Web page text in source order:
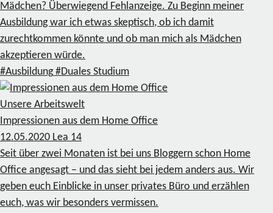
Mädchen? Überwiegend Fehlanzeige. Zu Beginn meiner
Ausbildung war ich etwas skeptisch, ob ich damit
zurechtkommen könnte und ob man mich als Mädchen
akzeptieren würde.
#Ausbildung #Duales Studium
Unsere Arbeitswelt
Impressionen aus dem Home Office
12.05.2020 Lea 14
Seit über zwei Monaten ist bei uns Bloggern schon Home
Office angesagt – und das sieht bei jedem anders aus. Wir
geben euch Einblicke in unser privates Büro und erzählen
euch, was wir besonders vermissen.